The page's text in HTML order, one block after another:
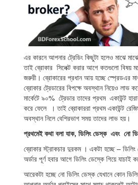
এর কারনে আপনার ট্রেডিং কিছুটা হলেও মাঝে
তাই ব্রোকার সিলেক্ট করার আগে কতগুলো বিষয়
জরুরী। ব্রোকারের প্রধান আয় হচ্ছে স্প্রেডএর
ব্রোকার ট্রেডারের বিপক্ষে অবস্থান নিয়েও লাভ
মার্কেটে ৯০% ট্রেডার তাদের প্রথম একাউন্ট
করে ফেলে । তাই ব্রোকাররা প্রথম একাউন্ট
অবস্থান নিলে বেশিরভাগ সময় তাদের লাভ হয়।
প্রথমেই কথা বলা যাক, ডিলিং ডেস্ক এবং নো
ব্রোকার স্ট্রাকচার দুরকম । একটা হচ্ছে – ডিলিং
অর্ডার পূর্ণ হবার আগে ডিলিং ডেস্কে গিয়ে যাচাই
আরেকটা হচ্ছে নো ডিলিং ডেস্ক যেখানে কোন